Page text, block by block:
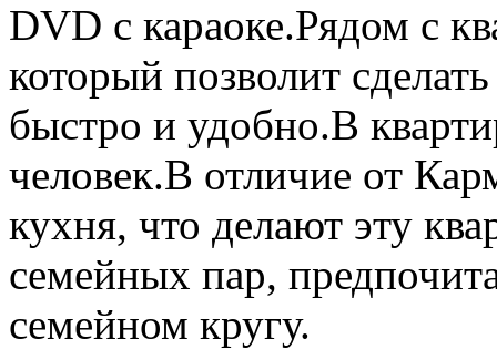
DVD с караоке .Рядом с
который позволит
быстро и удобно.В
человек.В отличие от
кухня, что делают эту
семейных пар,
семейном кругу.